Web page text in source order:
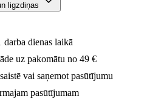
ligzdiņas
darba dienas laikā
uz pakomātu no 49 €
vai saņemot pasūtījumu
pasūtījumam